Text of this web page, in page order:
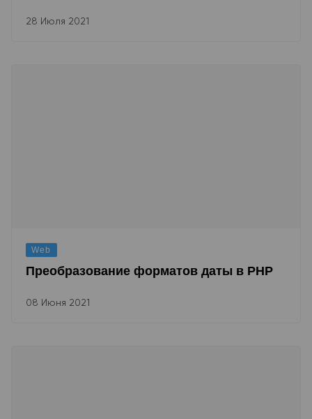
28 Июля 2021
Web
Преобразование форматов даты в PHP
08 Июня 2021